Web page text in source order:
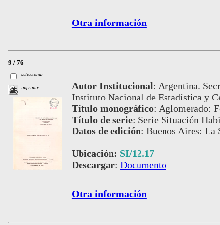
Otra información
9 / 76
seleccionar
imprimir Autor Institucional: Argentina.
Instituto Nacional de Estadística y
Título monográfico: Aglomerado:
Título de serie: Serie Situación
Datos de edición: Buenos Aires: La
Ubicación: SI/12.17
Descargar: Documento
Otra información